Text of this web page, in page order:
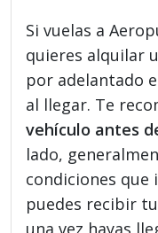
Si vuelas a
quieres alquilar
por adelantado
al llegar. Te
vehículo antes
lado,
condiciones
puedes recibir
una vez hayas